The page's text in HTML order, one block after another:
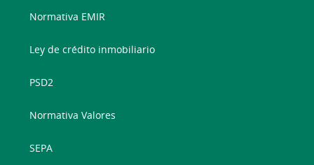
Normativa EMIR
Ley de crédito inmobiliario
PSD2
Normativa Valores
SEPA